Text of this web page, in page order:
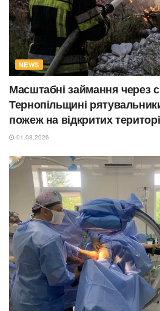
NEWS
Масштабні займання через
Тернопільщині
пожеж на відкритих
01.08.2026